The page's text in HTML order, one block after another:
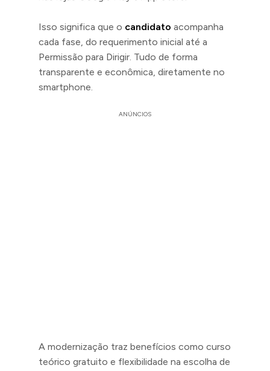
Isso significa que o candidato acompanha
cada fase, do requerimento inicial até a
Permissão para Dirigir. Tudo de forma
transparente e econômica, diretamente no
smartphone.
ANÚNCIOS
A modernização traz benefícios como curso
teórico gratuito e flexibilidade na escolha de